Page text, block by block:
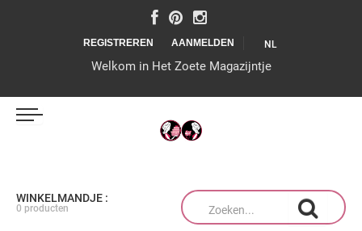
Welkom in Het Zoete Magazijntje
REGISTREREN AANMELDEN NL
IJSSALON
WINKELMANDJE :
0 producten